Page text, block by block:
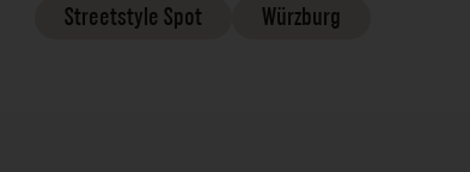
Streetstyle Spot Würzburg